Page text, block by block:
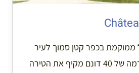
בכפר קטן סמוך לעיר
פריגו, על שטח אדמה של 40 דונם מקיף את הטירה